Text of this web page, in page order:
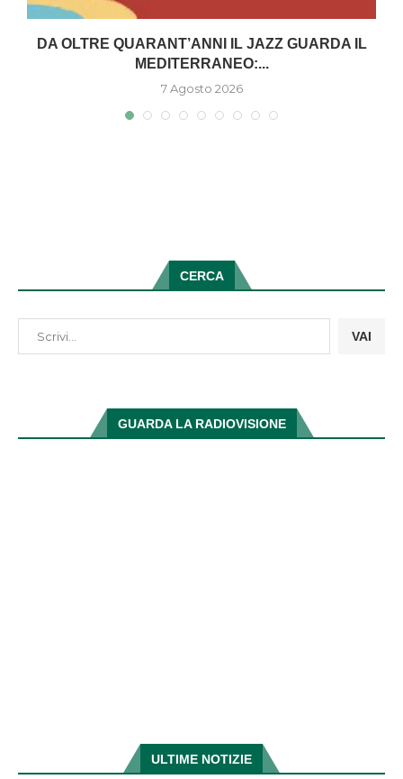
DA OLTRE QUARANT’ANNI IL JAZZ GUARDA IL
MEDITERRANEO:...
7 Agosto 2026
CERCA
VAI
GUARDA LA RADIOVISIONE
ULTIME NOTIZIE